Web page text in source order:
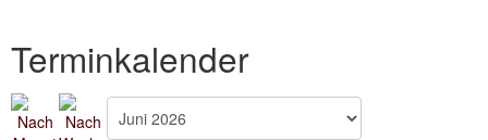
Terminkalender
Termine
Anfängerkurse
Shop